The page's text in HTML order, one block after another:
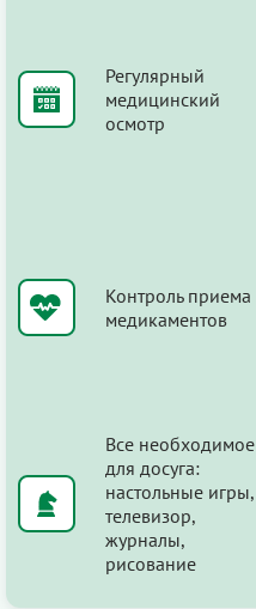
Регулярный
медицинский
осмотр
Контроль приема
медикаментов
Все необходимое
для досуга:
настольные игры,
телевизор,
журналы,
рисование